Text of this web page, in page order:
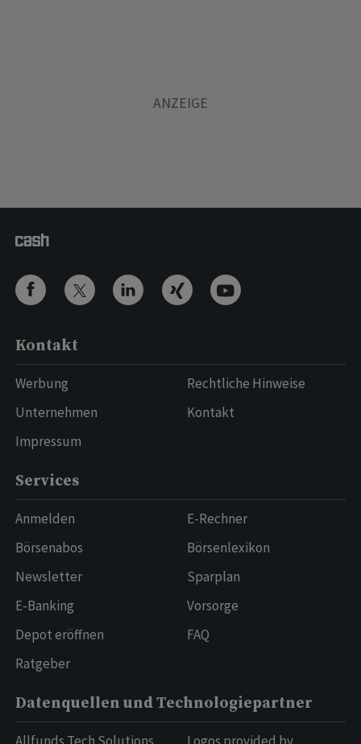
Kontakt
Werbung
Unternehmen
Impressum
Rechtliche Hinweise
Kontakt
Services
Anmelden
Börsenabos
Newsletter
E-Banking
Depot eröffnen
Ratgeber
E-Rechner
Börsenlexikon
Sparplan
Vorsorge
FAQ
Datenquellen und Technologiepartner